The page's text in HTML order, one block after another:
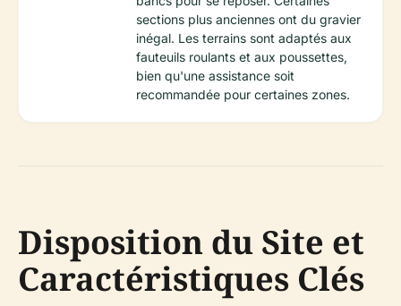
sections plus anciennes ont du gravier
inégal. Les terrains sont adaptés aux
fauteuils roulants et aux poussettes,
bien qu'une assistance soit
recommandée pour certaines zones.
Disposition du Site et
Caractéristiques Clés